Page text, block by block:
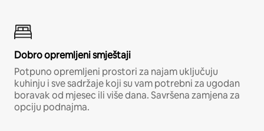
Dobro opremljeni smještaji
Potpuno opremljeni prostori za najam uključuju
kuhinju i sve sadržaje koji su vam potrebni za ugodan
boravak od mjesec ili više dana. Savršena zamjena za
opciju podnajma.